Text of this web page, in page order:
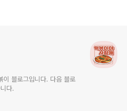
블로그입니다. 다음 블로
다.